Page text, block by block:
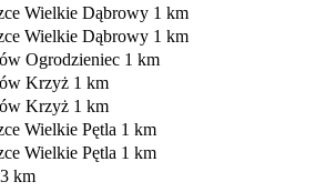
Wielkie Dąbrowy 1 km
Wielkie Dąbrowy 1 km
Ogrodzieniec 1 km
Krzyż 1 km
Krzyż 1 km
Wielkie Pętla 1 km
Wielkie Pętla 1 km
3 km